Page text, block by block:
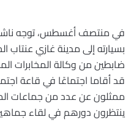
في منتصف أغسطس، توجه
بسيارته إلى مدينة غازي عنتاب
ضابطين من وكالة المخابرات
قد أقاما اجتماعًا في قاعة
ممثلون عن عدد من جماعات
ينتظرون دورهم في لقاء